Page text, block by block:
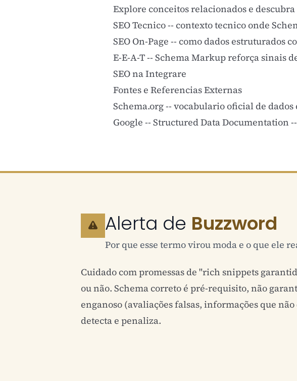
Explore conceitos relacionados e
SEO Tecnico-- contexto tecnico onde
SEO On-Page -- como dados estruturados
E-E-A-T-- Schema Markup reforça sinais
SEO na Integrare
Fontes e Referencias Externas
Schema.org-- vocabulario oficial de dados
Google -- Structured Data Documentation
Alerta de Buzzword
Por que esse termo virou moda e o que ele
Cuidado com promessas de "rich snippets
ou não. Schema correto é pré-requisito, não
enganoso (avaliações falsas, informações que
detecta e penaliza.